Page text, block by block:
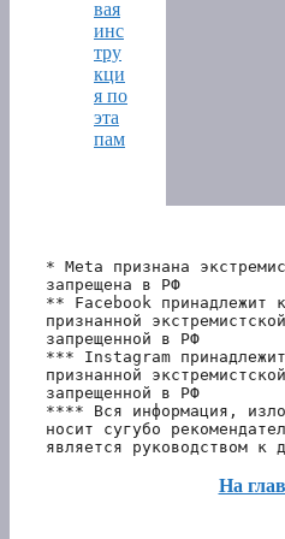
вая
инс
тру
кци
я по
эта
пам
* Meta признана
запрещена в РФ
** Facebook принадлежит
признанной
запрещенной в РФ
*** Instagram
признанной
запрещенной в РФ
**** Вся информация,
носит сугубо
является руководством к
На